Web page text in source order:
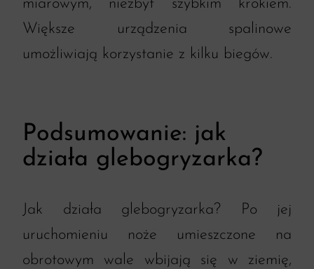
miarowym, niezbyt szybkim krokiem.
Większe urządzenia spalinowe
umożliwiają korzystanie z kilku biegów.
Podsumowanie: jak
działa glebogryzarka?
Jak działa glebogryzarka? Po jej
uruchomieniu noże umieszczone na
obrotowym wale wbijają się w ziemię,